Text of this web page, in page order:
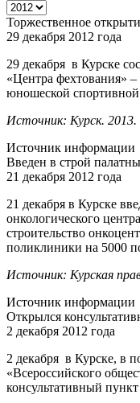
Торжественное
29 декабря 2012 года
29 декабря в Курске
«Центра фехтования»
юношеской
Источник: Курск. 2013.
Источник информации
Введен в строй
21 декабря 2012 года
21 декабря в Курске
онкологического
строительство
поликлиники на 5000
Источник: Курская
Источник информации
Открылся
2 декабря 2012 года
2 декабря в Курске, в
«Всероссийского
консультативный